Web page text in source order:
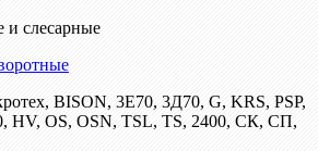
и слесарные
BISON, 3Е70, 3Д70, G, KRS, PSP,
HV, OS, OSN, TSL, TS, 2400, СК, СП,